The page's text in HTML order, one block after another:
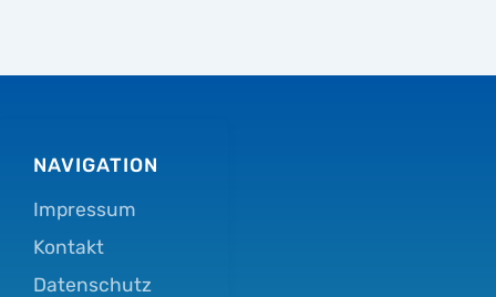
NAVIGATION
Impressum
Kontakt
Datenschutz